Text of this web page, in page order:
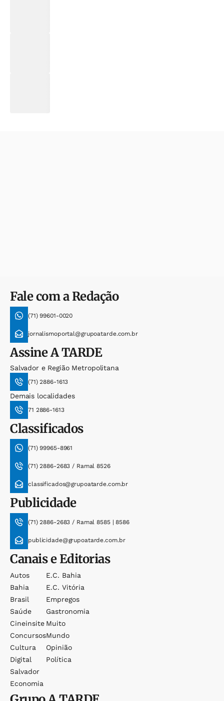
Fale com a Redação
(71) 99601-0020
jornalismoportal@grupoatarde.com.br
AssineA TARDE
Salvador e Região Metropolitana
(71) 2886-1613
Demais localidades
71 2886-1613
Classificados
(71) 99965-8961
(71) 2886-2683 / Ramal 8526
classificados@grupoatarde.com.br
Publicidade
(71) 2886-2683 / Ramal 8585 | 8586
publicidade@grupoatarde.com.br
Canais e Editorias
Autos
Bahia
Brasil
Saúde
Cineinsite
Concursos
Cultura
Digital
Salvador
Economia
E.c. Bahia
E.c. Vitória
Empregos
Gastronomia
Muito
Mundo
Opinião
Política